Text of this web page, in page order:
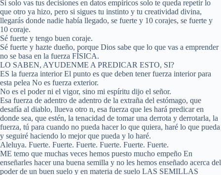
Si solo vas tus decisiones en datos empíricos solo te queda repetir lo
que otro ya hizo, pero si sigues tu instinto y tu creatividad divina,
llegarás donde nadie había llegado, se fuerte y 10 corajes, se fuerte y
10 coraje.
Sé fuerte y tengo buen coraje.
Sé fuerte y hazte dueño, porque Dios sabe que lo que vas a emprender
no se basa en la fuerza FÍSICA.
LO SABEN, AYUDENME A PREDICAR ESTO, SI?
ES la fuerza interior El punto es que deben tener fuerza interior para
esta pelea No es fuerza exterior.
No es el poder ni el vigor, sino mi espíritu dijo el señor.
Esa fuerza de adentro de adentro de la extraña del estómago, que
desafía al diablo, llueva otro n, esa fuerza que les hará predicar en
donde sea, que estén, la tenacidad de tomar una derrota y derrotarla, la
fuerza, tú para cuando no pueda hacer lo que quiera, haré lo que pueda
y seguiré haciendo lo mejor que pueda y lo haré.
Aleluya. Fuerte. Fuerte. Fuerte. Fuerte. Fuerte. Fuerte.
ME temo que muchas veces hemos puesto mucho empeño En
enseñarles hacer una buena semilla y no les hemos enseñado acerca del
poder de un buen suelo y en materia de suelo LAS SEMILLAS